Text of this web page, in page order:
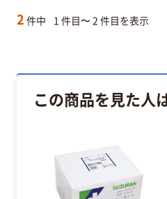
2 件中 1 件目〜 2 件目を表示
この商品を見た人